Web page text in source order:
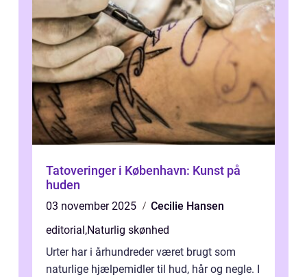
Tatoveringer i København: Kunst på
huden
03 november 2025
Cecilie Hansen
editorial,Naturlig skønhed
Urter har i århundreder været brugt som
naturlige hjælpemidler til hud, hår og negle. I